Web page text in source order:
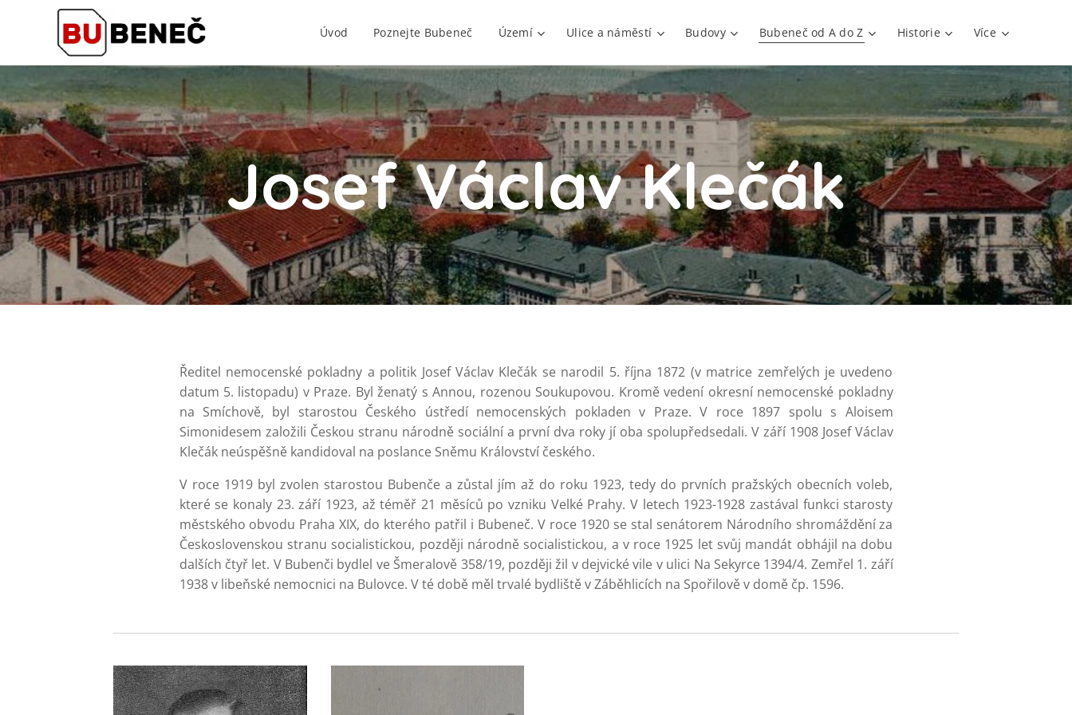
Úvod Poznejte Bubeneč Území Ulice a náměstí Budovy Bubeneč od A do Z Historie Více
Josef Václav Klečák
Ředitel nemocenské pokladny a politik Josef Václav Klečák se narodil 5. října 1872 (v matrice zemřelých je uvedeno
datum 5. listopadu) v Praze. Byl ženatý s Annou, rozenou Soukupovou. Kromě vedení okresní nemocenské pokladny
na Smíchově, byl starostou Českého ústředí nemocenských pokladen v Praze. V roce 1897 spolu s Aloisem
Simonidesem založili Českou stranu národně sociální a první dva roky jí oba spolupředsedali. V září 1908 Josef Václav
Klečák neúspěšně kandidoval na poslance Sněmu Království českého.
V roce 1919 byl zvolen starostou Bubenče a zůstal jím až do roku 1923, tedy do prvních pražských obecních voleb,
které se konaly 23. září 1923, až téměř 21 měsíců po vzniku Velké Prahy. V letech 1923-1928 zastával funkci starosty
městského obvodu Praha XIX, do kterého patřil i Bubeneč. V roce 1920 se stal senátorem Národního shromáždění za
Československou stranu socialistickou, později národně socialistickou, a v roce 1925 let svůj mandát obhájil na dobu
dalších čtyř let. V Bubenči bydlel ve Šmeralově 358/19, později žil v dejvické vile v ulici Na Sekyrce 1394/4. Zemřel 1. září
1938 v libeňské nemocnici na Bulovce. V té době měl trvalé bydliště v Záběhlicích na Spořilově v domě čp. 1596.